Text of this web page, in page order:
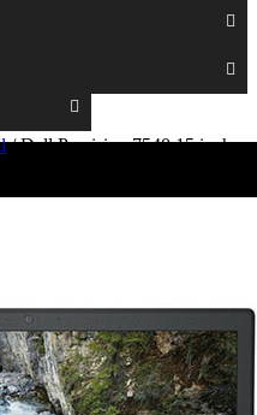
/Dell Precision 7540 15 inch –